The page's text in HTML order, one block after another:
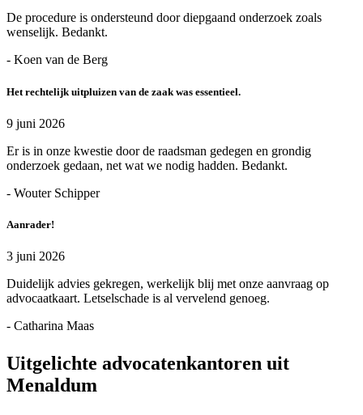
De procedure is ondersteund door diepgaand onderzoek zoals
wenselijk. Bedankt.
- Koen van de Berg
Het rechtelijk uitpluizen van de zaak was essentieel.
9 juni 2026
Er is in onze kwestie door de raadsman gedegen en grondig
onderzoek gedaan, net wat we nodig hadden. Bedankt.
- Wouter Schipper
Aanrader!
3 juni 2026
Duidelijk advies gekregen, werkelijk blij met onze aanvraag op
advocaatkaart. Letselschade is al vervelend genoeg.
- Catharina Maas
Uitgelichte advocatenkantoren uit
Menaldum